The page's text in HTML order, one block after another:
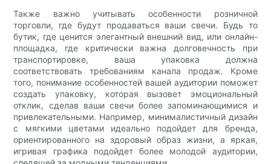
Также важно учитывать особенности розничной
торговли, где будут продаваться ваши свечи. Будь то
бутик, где ценится элегантный внешний вид, или онлайн-
площадка, где критически важна долговечность при
транспортировке, ваша упаковка должна
соответствовать требованиям канала продаж. Кроме
того, понимание особенностей вашей аудитории поможет
создать упаковку, которая вызовет эмоциональный
отклик, сделав ваши свечи более запоминающимися и
привлекательными. Например, минималистичный дизайн
с мягкими цветами идеально подойдет для бренда,
ориентированного на здоровый образ жизни, а яркая,
игривая графика подойдет более молодой аудитории,